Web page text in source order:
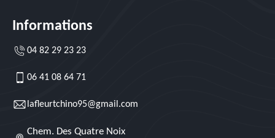
Informations
04 82 29 23 23
06 41 08 64 71
lafleurtchino95@gmail.com
Chem. Des Quatre Noix